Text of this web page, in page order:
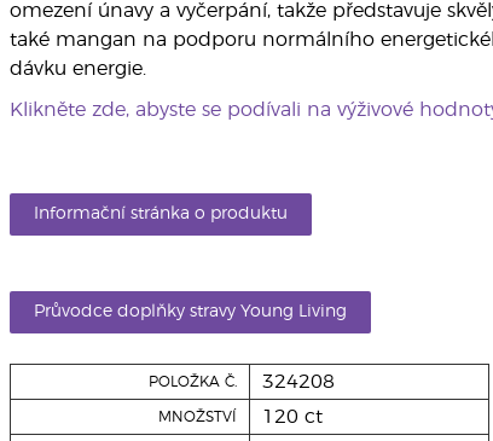
omezení únavy a vyčerpání, takže představuje
také mangan na podporu normálního
dávku energie.
Klikněte zde, abyste se podívali na výživové
Informační stránka o produktu
Průvodce doplňky stravy Young Living
POLOŽKA Č. 324208
MNOŽSTVÍ 120 ct